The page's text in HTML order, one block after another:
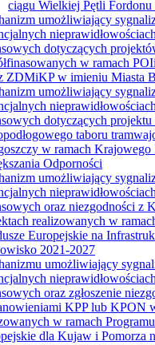
ciągu Wielkiej Pętli Fordonu
umożliwiający
dotyczących
w ramach
ZDMiKP w imieniu Miasta
umożliwiający
dotyczących
taboru
w ramach
Odporności
umożliwiający
oraz niezgodności z
realizowanych w
Europejskie na
2021-2027
umożliwiający
oraz zgłoszenie
KPP lub KPON
w ramach
dla Kujaw i Pomorza